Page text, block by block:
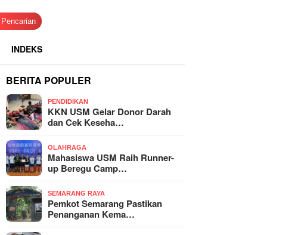
Pencarian
INDEKS
BERITA POPULER
PENDIDIKAN
KKN USM Gelar Donor Darah
dan Cek Keseha…
OLAHRAGA
Mahasiswa USM Raih Runner-
up Beregu Camp…
SEMARANG RAYA
Pemkot Semarang Pastikan
Penanganan Kema…